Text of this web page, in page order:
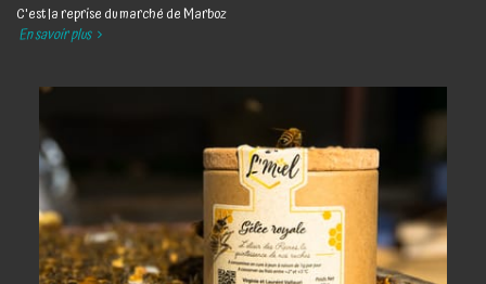
C'est la reprise du marché de Marboz
En savoir plus